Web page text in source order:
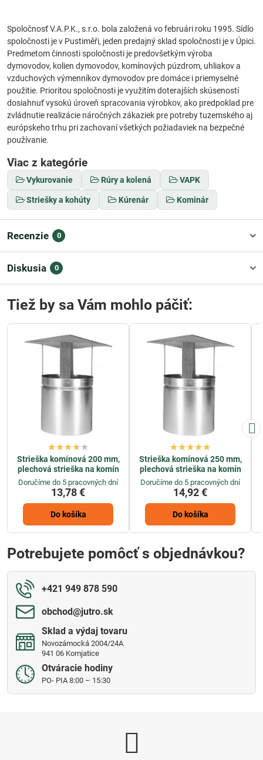
Spoločnosť V.A.P.K., s.r.o. bola založená vo februári roku 1995. Sídlo
spoločnosti je v Pustiměři, jeden predajný sklad spoločnosti je v Úpici.
Predmetom činnosti spoločnosti je predovšetkým výroba
dymovodov, kolien dymovodov, komínových púzdrom, uhliakov a
vzduchových výmenníkov dymovodov pre domáce i priemyselné
použitie. Prioritou spoločnosti je využitím doterajších skúseností
dosiahnuť vysokú úroveň spracovania výrobkov, ako predpoklad pre
zvládnutie realizácie náročných zákaziek pre potreby tuzemského aj
európskeho trhu pri zachovaní všetkých požiadaviek na bezpečné
používanie.
Viac z kategórie
Vykurovanie Rúry a kolená VAPK
Striešky a kohúty Kúrenár Kominár
Recenzie 0
Diskusia 0
Tiež by sa Vám mohlo páčiť:
Strieška komínová 200 mm,
plechová strieška na komín
Doručíme do 5 pracovných dní
13,78 €
Do košíka
Strieška komínová 250 mm,
plechová strieška na komín
Doručíme do 5 pracovných dní
14,92 €
Do košíka
Potrebujete pomôcť s objednávkou?
+421 949 878 590
obchod​@jutro​.sk
Sklad a výdaj tovaru
Novozámocká 2004/24A
941 06 Komjatice
Otváracie hodiny
PO- PIA 8:00 – 15:30